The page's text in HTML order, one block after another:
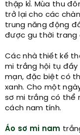
thập kỉ. Mùa thu
trở lại cho các
trung năng động
được gu thời trang
Các nhà thiết kế
mi trắng hội tụ
mạn, đặc biệt có
xanh. Cho một
sơ mi trắng có thể
cách nam tính.
Áo sơ mi nam